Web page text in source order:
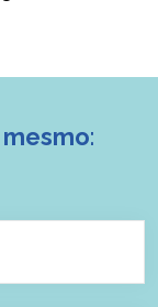
: